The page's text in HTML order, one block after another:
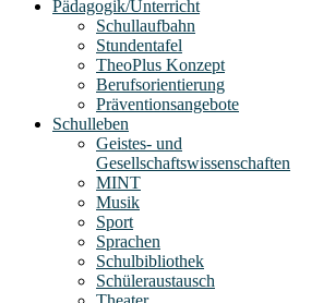
Pädagogik/Unterricht
Schullaufbahn
Stundentafel
TheoPlus Konzept
Berufsorientierung
Präventionsangebote
Schulleben
Geistes- und
Gesellschaftswissenschaften
MINT
Musik
Sport
Sprachen
Schulbibliothek
Schüleraustausch